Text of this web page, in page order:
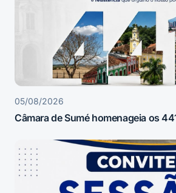
05/08/2026
Câmara de Sumé homenageia os